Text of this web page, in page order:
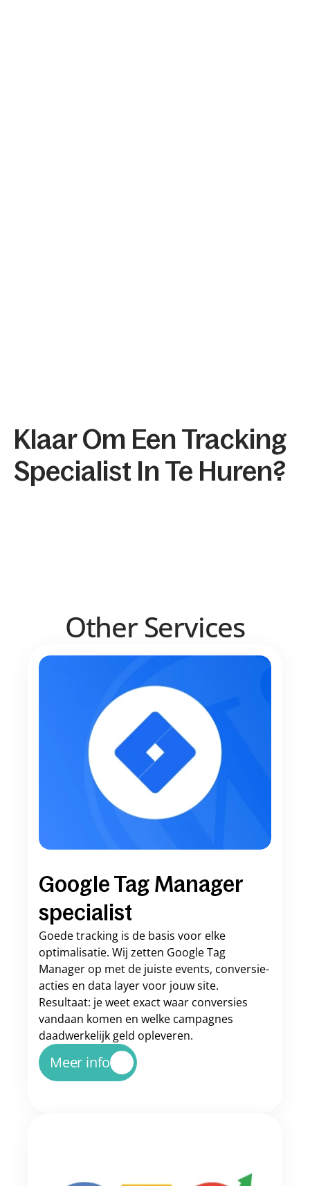
Klaar Om Een Tracking
Specialist In Te Huren?
Other Services
Google Tag Manager
specialist
Goede tracking is de basis voor elke
optimalisatie. Wij zetten Google Tag
Manager op met de juiste events, conversie-
acties en data layer voor jouw site.
Resultaat: je weet exact waar conversies
vandaan komen en welke campagnes
daadwerkelijk geld opleveren.
Meer info